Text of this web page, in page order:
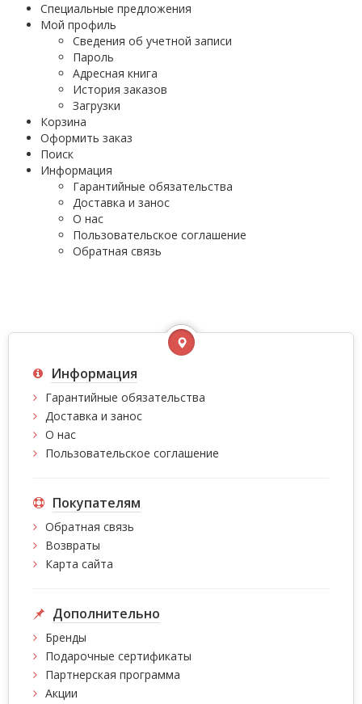
Специальные предложения
Мой профиль
Сведения об учетной записи
Пароль
Адресная книга
История заказов
Загрузки
Корзина
Оформить заказ
Поиск
Информация
Гарантийные обязательства
Доставка и занос
О нас
Пользовательское соглашение
Обратная связь
Информация
Гарантийные обязательства
Доставка и занос
О нас
Пользовательское соглашение
Покупателям
Обратная связь
Возвраты
Карта сайта
Дополнительно
Бренды
Подарочные сертификаты
Партнерская программа
Акции